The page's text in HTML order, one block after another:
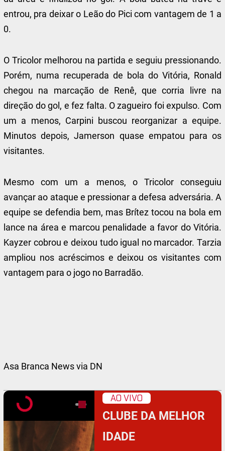
entrou, pra deixar o Leão do Pici com vantagem de 1 a
0.
O Tricolor melhorou na partida e seguiu pressionando.
Porém, numa recuperada de bola do Vitória, Ronald
chegou na marcação de Renê, que corria livre na
direção do gol, e fez falta. O zagueiro foi expulso. Com
um a menos, Carpini buscou reorganizar a equipe.
Minutos depois, Jamerson quase empatou para os
visitantes.
Mesmo com um a menos, o Tricolor conseguiu
avançar ao ataque e pressionar a defesa adversária. A
equipe se defendia bem, mas Brítez tocou na bola em
lance na área e marcou penalidade a favor do Vitória.
Kayzer cobrou e deixou tudo igual no marcador. Tarzia
ampliou nos acréscimos e deixou os visitantes com
vantagem para o jogo no Barradão.
Asa Branca News via DN
AO VIVO
CLUBE DA MELHOR
IDADE